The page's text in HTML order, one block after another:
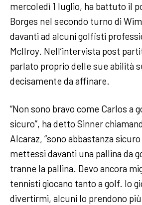
mercoledì 1 luglio, ha battuto il
Borges nel secondo turno di
davanti ad alcuni golfisti
McIlroy. Nell’intervista post
parlato proprio delle sue abilità
decisamente da affinare.
“Non sono bravo come Carlos a
sicuro”, ha detto Sinner
Alcaraz, “sono abbastanza
mettessi davanti una pallina da
tranne la pallina. Devo ancora
tennisti giocano tanto a golf. Io
divertirmi, alcuni lo prendono più